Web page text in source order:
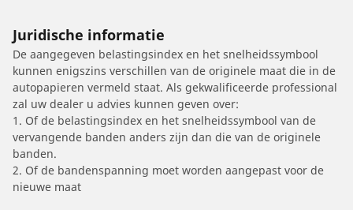
Juridische informatie
De aangegeven belastingsindex en het snelheidssymbool
kunnen enigszins verschillen van de originele maat die in de
autopapieren vermeld staat. Als gekwalificeerde professional
zal uw dealer u advies kunnen geven over:
1. Of de belastingsindex en het snelheidssymbool van de
vervangende banden anders zijn dan die van de originele
banden.
2. Of de bandenspanning moet worden aangepast voor de
nieuwe maat